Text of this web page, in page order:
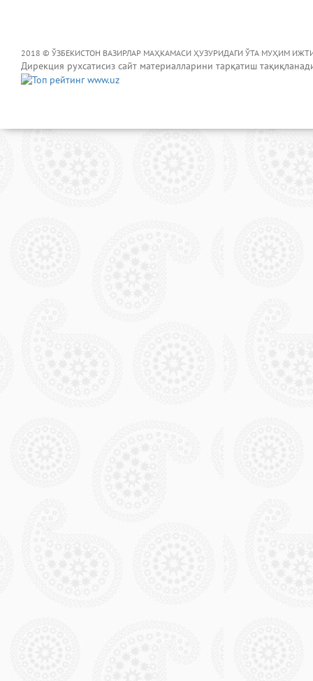
2018 © ЎЗБЕКИСТОН ВАЗИРЛАР МАҲКАМАСИ ҲУЗУРИДАГИ ЎТА МУҲИМ
Дирекция рухсатисиз сайт материалларини тарқатиш